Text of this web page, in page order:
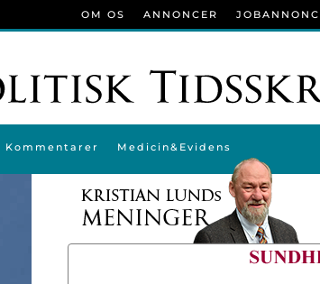
Kommentarer Medicin&Evidens
OM OS ANNONCER